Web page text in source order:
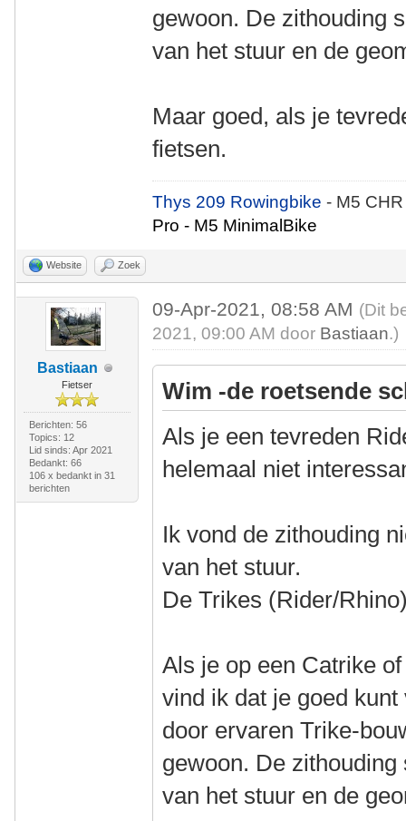
gewoon. De zithouding
van het stuur en de
Maar goed, als je
fietsen.
Thys 209 Rowingbike- M5
Pro - M5 MinimalBike
Website Zoek
Bastiaan
Fietser
Berichten: 56
Topics: 12
Lid sinds: Apr 2021
Bedankt: 66
106 x bedankt in 31
berichten
09-Apr-2021, 08:58 AM (Dit
2021, 09:00 AM door Bastiaan.)
Wim -de roetsende
Als je een tevreden
helemaal niet
Ik vond de zithouding
van het stuur.
De Trikes (Rider/
Als je op een Catrike
vind ik dat je goed
door ervaren Trike-
gewoon. De
van het stuur en de